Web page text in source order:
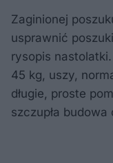
Zaginionej
usprawnić
rysopis
45 kg, uszy,
długie, proste
szczupła budowa